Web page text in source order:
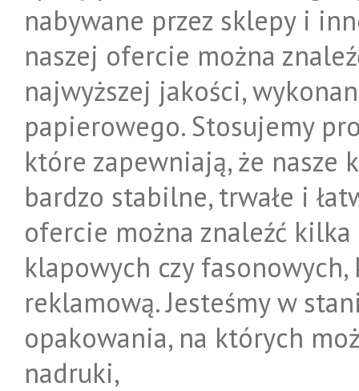
nabywane przez sklepy i
naszej ofercie można
najwyższej jakości,
papierowego. Stosujemy
które zapewniają, że
bardzo stabilne, trwałe i
ofercie można znaleźć
klapowych czy
reklamową. Jesteśmy w
opakowania, na których
nadruki,